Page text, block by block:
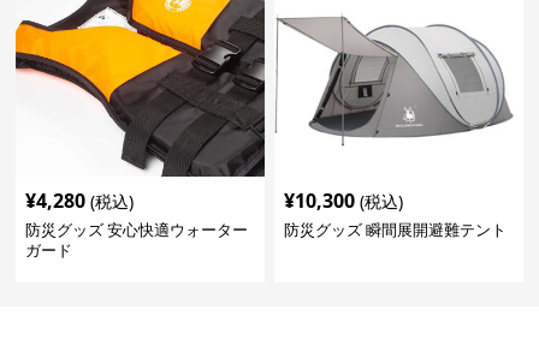
¥4,280 (税込)
防災グッズ 安心快適ウォーター
ガード
¥10,300 (税込)
防災グッズ 瞬間展開避難テント